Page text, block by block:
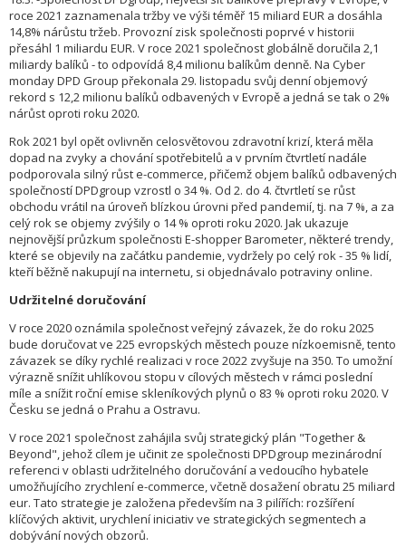
roce 2021 zaznamenala tržby ve výši téměř 15 miliard EUR a dosáhla
14,8% nárůstu tržeb. Provozní zisk společnosti poprvé v historii
přesáhl 1 miliardu EUR. V roce 2021 společnost globálně doručila 2,1
miliardy balíků - to odpovídá 8,4 milionu balíkům denně. Na Cyber
monday DPD Group překonala 29. listopadu svůj denní objemový
rekord s 12,2 milionu balíků odbavených v Evropě a jedná se tak o 2%
nárůst oproti roku 2020.
Rok 2021 byl opět ovlivněn celosvětovou zdravotní krizí, která měla
dopad na zvyky a chování spotřebitelů a v prvním čtvrtletí nadále
podporovala silný růst e-commerce, přičemž objem balíků odbavených
společností DPDgroup vzrostl o 34 %. Od 2. do 4. čtvrtletí se růst
obchodu vrátil na úroveň blízkou úrovni před pandemií, tj. na 7 %, a za
celý rok se objemy zvýšily o 14 % oproti roku 2020. Jak ukazuje
nejnovější průzkum společnosti E-shopper Barometer, některé trendy,
které se objevily na začátku pandemie, vydržely po celý rok - 35 % lidí,
kteří běžně nakupují na internetu, si objednávalo potraviny online.
Udržitelné doručování
V roce 2020 oznámila společnost veřejný závazek, že do roku 2025
bude doručovat ve 225 evropských městech pouze nízkoemisně, tento
závazek se díky rychlé realizaci v roce 2022 zvyšuje na 350. To umožní
výrazně snížit uhlíkovou stopu v cílových městech v rámci poslední
míle a snížit roční emise skleníkových plynů o 83 % oproti roku 2020. V
Česku se jedná o Prahu a Ostravu.
V roce 2021 společnost zahájila svůj strategický plán "Together &
Beyond", jehož cílem je učinit ze společnosti DPDgroup mezinárodní
referenci v oblasti udržitelného doručování a vedoucího hybatele
umožňujícího zrychlení e-commerce, včetně dosažení obratu 25 miliard
eur. Tato strategie je založena především na 3 pilířích: rozšíření
klíčových aktivit, urychlení iniciativ ve strategických segmentech a
dobývání nových obzorů.